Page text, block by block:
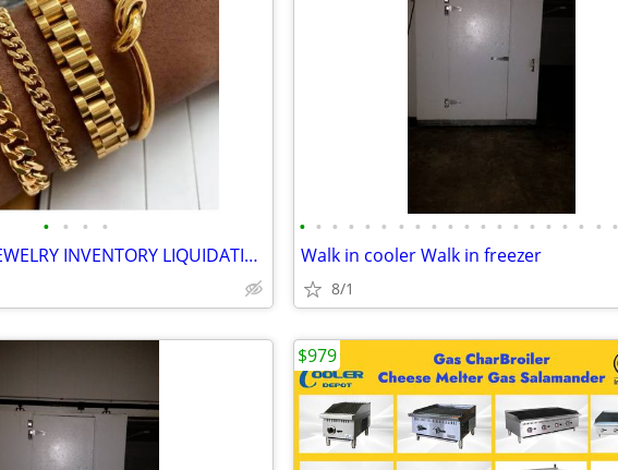
• • • •
WHOLESALE JEWELRY INVENTORY LIQUIDATION – LOCAL SALE ONLY
• • • • • • • • • • • • • • • • • • • •
Walk in cooler Walk in freezer
8/1
$979